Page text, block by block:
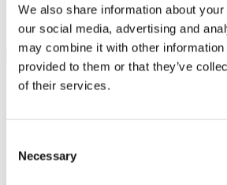
We also share information about
our social media, advertising and
may combine it with other information
provided to them or that they’ve
of their services.
Selection
Necessary
vivere serenamente la tua vita senza
validi spunti da cui partire.
Cerca
Chiudi